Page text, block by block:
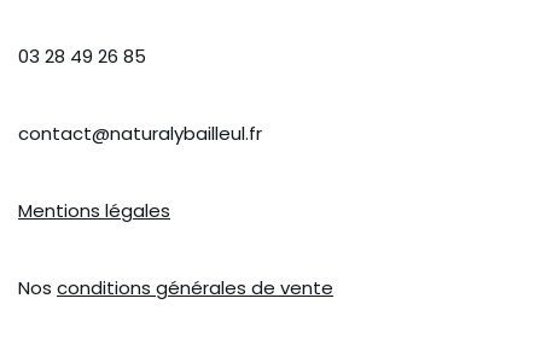
03 28 49 26 85
contact@naturalybailleul.fr
Mentions légales
Nos conditions générales de vente